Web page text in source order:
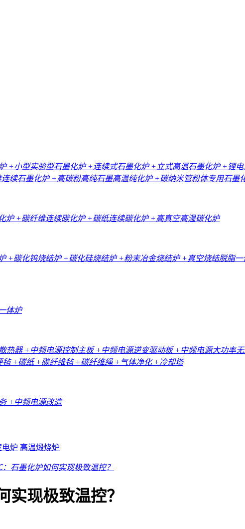
+小型实验型石墨化炉+连续式石墨化炉+立式高温石墨化炉+锂
续石墨化炉+高碳粉高纯石墨高温纯化炉+碳纳米管粉体专用石墨
炉+碳纤维连续碳化炉+碳纸连续碳化炉+高真空高温碳化炉
+碳化钨烧结炉+碳化硅烧结炉+粉末冶金烧结炉+真空烧结脱脂
体炉
热器 +中频电源控制主板 +中频电源逆变驱动板 +中频电源大功率
毡+碳纸 +碳纤维毡+碳纤维绳 +气体净化+冷却塔
+中频电源改造
电炉 高温煅烧炉
石墨化炉如何实现极致温控？
现极致温控？